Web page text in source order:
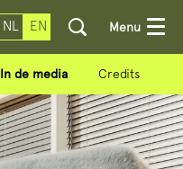
NL EN Menu
In de media Credits